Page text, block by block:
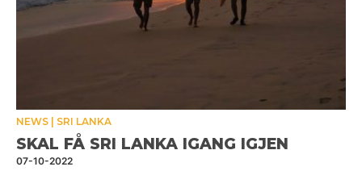
NEWS SRI LANKA
SKAL FÅ SRI LANKA IGANG IGJEN
07-10-2022